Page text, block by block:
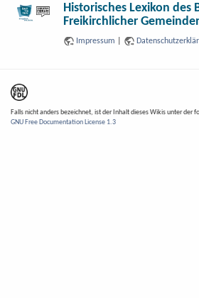
Historisches Lexikon des
Freikirchlicher
Impressum
Falls nicht anders bezeichnet, ist der Inhalt dieses Wikis unter der
GNU Free Documentation License 1.3